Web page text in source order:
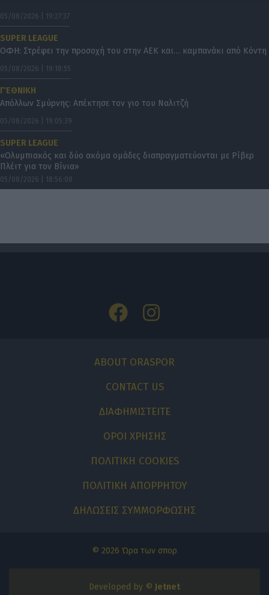
05/08/2026 | 19:27:37
SUPER LEAGUE
ΟΦΗ: Στρέφει την προσοχή του στην ΑΕΚ και… καμπανάκι από Κόντη
05/08/2026 | 19:18:55
Γ΄ ΕΘΝΙΚΗ
Απόλλων Σμύρνης: Απέκτησε τον γιο του Ναλιτζή
05/08/2026 | 19:05:39
SUPER LEAGUE
«Ολυμπιακός και δύο ακόμα ομάδες διαπραγματεύονται με Ρίβερ
Πλέιτ για τον Βίνια»
05/08/2026 | 18:56:08
ABOUT ORASPOR
CONTACT US
ΔΙΑΦΗΜΙΣΤΕΙΤΕ
ΟΡΟΙ ΧΡΗΣΗΣ
ΠΟΛΙΤΙΚΗ COOKIES
ΠΟΛΙΤΙΚΗ ΑΠΟΡΡΗΤΟΥ
ΔΗΛΩΣΕΙΣ ΣΥΜΜΟΡΦΩΣΗΣ
© 2026 Ώρα των σπορ
Developed by © Jetnet